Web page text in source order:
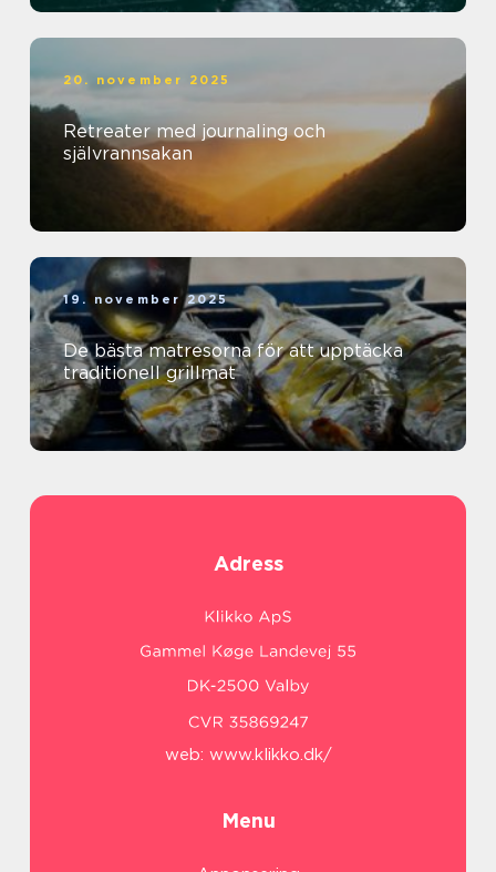
20. november 2025
Retreater med journaling och
självrannsakan
19. november 2025
De bästa matresorna för att upptäcka
traditionell grillmat
Adress
web: www.klikko.dk/
Menu